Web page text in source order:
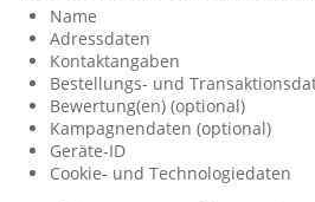
Name
Adressdaten
Kontaktangaben
Bestellungs- und
Bewertung(en) (optional)
Kampagnendaten (optional)
Geräte-ID
Cookie- und Technologiedaten